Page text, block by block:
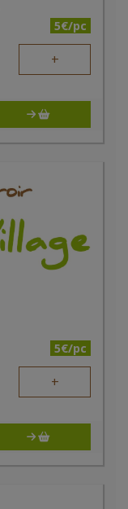
5€/pc
+
5€/pc
+